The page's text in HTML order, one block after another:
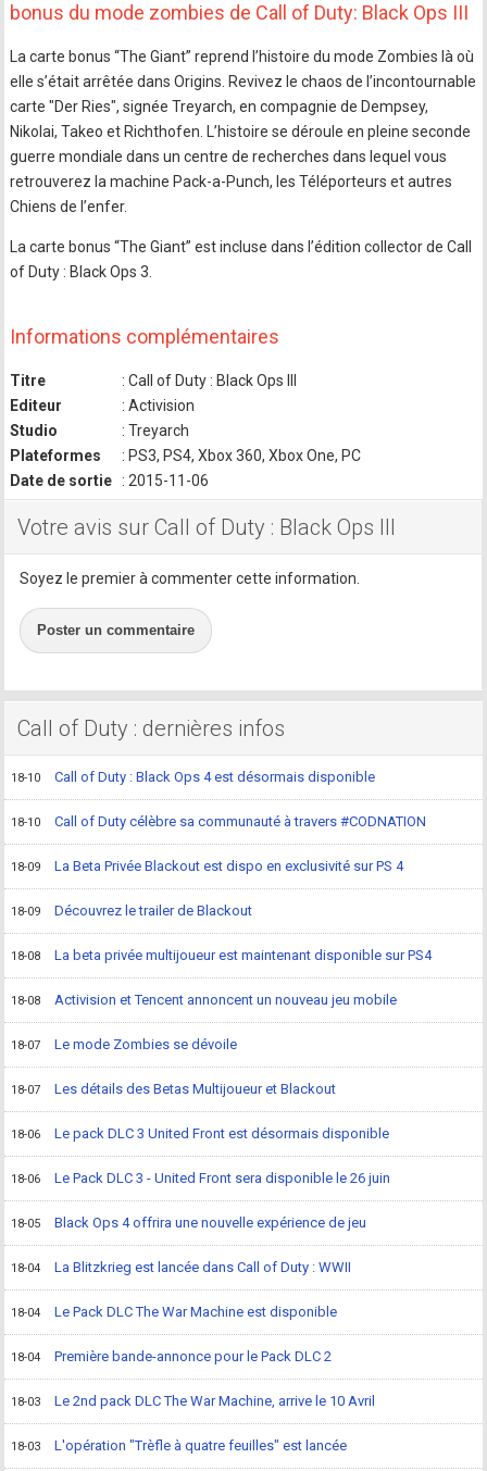
bonus du mode zombies de Call of Duty: Black Ops III
La carte bonus “The Giant” reprend l’histoire du mode Zombies là où
elle s’était arrêtée dans Origins. Revivez le chaos de l’incontournable
carte "Der Ries", signée Treyarch, en compagnie de Dempsey,
Nikolai, Takeo et Richthofen. L’histoire se déroule en pleine seconde
guerre mondiale dans un centre de recherches dans lequel vous
retrouverez la machine Pack-a-Punch, les Téléporteurs et autres
Chiens de l’enfer.
La carte bonus “The Giant” est incluse dans l’édition collector de Call
of Duty : Black Ops 3.
Informations complémentaires
Titre
: Call of Duty : Black Ops III
Editeur
: Activision
Studio
: Treyarch
Plateformes
: PS3, PS4, Xbox 360, Xbox One, PC
Date de sortie
: 2015-11-06
Votre avis sur Call of Duty : Black Ops III
Soyez le premier à commenter cette information.
Poster un commentaire
Call of Duty : dernières infos
18-10 Call of Duty : Black Ops 4 est désormais disponible
18-10 Call of Duty célèbre sa communauté à travers #CODNATION
18-09 La Beta Privée Blackout est dispo en exclusivité sur PS 4
18-09 Découvrez le trailer de Blackout
18-08 La beta privée multijoueur est maintenant disponible sur PS4
18-08 Activision et Tencent annoncent un nouveau jeu mobile
18-07 Le mode Zombies se dévoile
18-07 Les détails des Betas Multijoueur et Blackout
18-06 Le pack DLC 3 United Front est désormais disponible
18-06 Le Pack DLC 3 - United Front sera disponible le 26 juin
18-05 Black Ops 4 offrira une nouvelle expérience de jeu
18-04 La Blitzkrieg est lancée dans Call of Duty : WWII
18-04 Le Pack DLC The War Machine est disponible
18-04 Première bande-annonce pour le Pack DLC 2
18-03 Le 2nd pack DLC The War Machine, arrive le 10 Avril
18-03 L'opération "Trèfle à quatre feuilles" est lancée